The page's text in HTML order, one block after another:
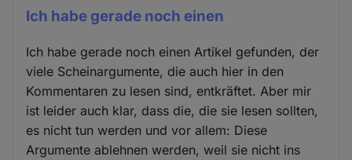
Ich habe gerade noch einen
Ich habe gerade noch einen Artikel gefunden, der
viele Scheinargumente, die auch hier in den
Kommentaren zu lesen sind, entkräftet. Aber mir
ist leider auch klar, dass die, die sie lesen sollten,
es nicht tun werden und vor allem: Diese
Argumente ablehnen werden, weil sie nicht ins